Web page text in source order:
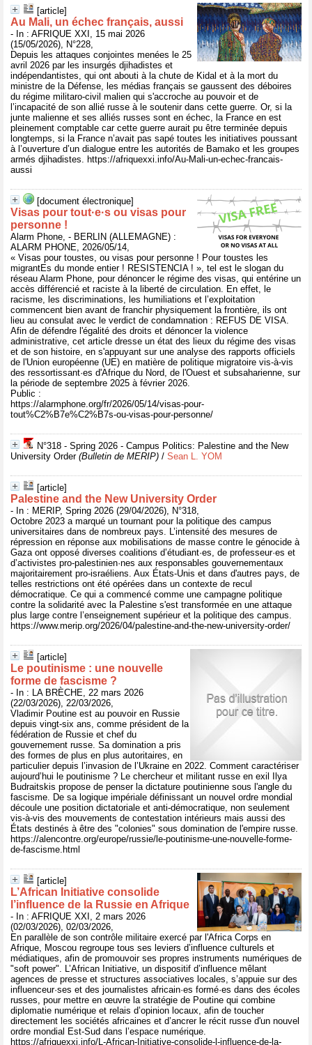
[article]
Au Mali, un échec français, aussi
- In : AFRIQUE XXI, 15 mai 2026
(15/05/2026), N°228,
Depuis les attaques conjointes menées le 25
avril 2026 par les insurgés djihadistes et
indépendantistes, qui ont abouti à la chute de Kidal et à la mort du
ministre de la Défense, les médias français se gaussent des déboires
du régime militaro-civil malien qui s'accroche au pouvoir et de
l’incapacité de son allié russe à le soutenir dans cette guerre. Or, si la
junte malienne et ses alliés russes sont en échec, la France en est
pleinement comptable car cette guerre aurait pu être terminée depuis
longtemps, si la France n’avait pas sapé toutes les initiatives poussant
à l’ouverture d’un dialogue entre les autorités de Bamako et les groupes
armés djihadistes. https://afriquexxi.info/Au-Mali-un-echec-francais-
aussi
[document électronique]
Visas pour tout·e·s ou visas pour
personne !
Alarm Phone, - BERLIN (ALLEMAGNE) :
ALARM PHONE, 2026/05/14,
« Visas pour toustes, ou visas pour personne ! Pour toustes les
migrantEs du monde entier ! RESISTENCIA ! », tel est le slogan du
réseau Alarm Phone, pour dénoncer le régime des visas, qui entérine un
accès différencié et raciste à la liberté de circulation. En effet, le
racisme, les discriminations, les humiliations et l’exploitation
commencent bien avant de franchir physiquement la frontière, ils ont
lieu au consulat avec le verdict de condamnation : REFUS DE VISA.
Afin de défendre l'égalité des droits et dénoncer la violence
administrative, cet article dresse un état des lieux du régime des visas
et de son histoire, en s'appuyant sur une analyse des rapports officiels
de l'Union européenne (UE) en matière de politique migratoire vis-à-vis
des ressortissant·es d'Afrique du Nord, de l'Ouest et subsaharienne, sur
la période de septembre 2025 à février 2026.
Public :
https://alarmphone.org/fr/2026/05/14/visas-pour-
tout%C2%B7e%C2%B7s-ou-visas-pour-personne/
N°318 - Spring 2026 - Campus Politics: Palestine and the New
University Order(Bulletin de MERIP) / Sean L. YOM
[article]
Palestine and the New University Order
- In : MERIP, Spring 2026 (29/04/2026), N°318,
Octobre 2023 a marqué un tournant pour la politique des campus
universitaires dans de nombreux pays. L’intensité des mesures de
répression en réponse aux mobilisations de masse contre le génocide à
Gaza ont opposé diverses coalitions d’étudiant·es, de professeur·es et
d’activistes pro-palestinien·nes aux responsables gouvernementaux
majoritairement pro-israéliens. Aux États-Unis et dans d'autres pays, de
telles restrictions ont été opérées dans un contexte de recul
démocratique. Ce qui a commencé comme une campagne politique
contre la solidarité avec la Palestine s'est transformée en une attaque
plus large contre l’enseignement supérieur et la politique des campus.
https://www.merip.org/2026/04/palestine-and-the-new-university-order/
[article]
Le poutinisme : une nouvelle
forme de fascisme ?
- In : LA BRÈCHE, 22 mars 2026
(22/03/2026), 22/03/2026,
Vladimir Poutine est au pouvoir en Russie
depuis vingt-six ans, comme président de la
fédération de Russie et chef du
gouvernement russe. Sa domination a pris
des formes de plus en plus autoritaires, en
particulier depuis l’invasion de l’Ukraine en 2022. Comment caractériser
aujourd’hui le poutinisme ? Le chercheur et militant russe en exil Ilya
Budraitskis propose de penser la dictature poutinienne sous l'angle du
fascisme. De sa logique impériale définissant un nouvel ordre mondial
découle une position dictatoriale et anti-démocratique, non seulement
vis-à-vis des mouvements de contestation intérieurs mais aussi des
États destinés à être des "colonies" sous domination de l'empire russe.
https://alencontre.org/europe/russie/le-poutinisme-une-nouvelle-forme-
de-fascisme.html
[article]
L’African Initiative consolide
l’influence de la Russie en Afrique
- In : AFRIQUE XXI, 2 mars 2026
(02/03/2026), 02/03/2026,
En parallèle de son contrôle militaire exercé par l'Africa Corps en
Afrique, Moscou regroupe tous ses leviers d’influence culturels et
médiatiques, afin de promouvoir ses propres instruments numériques de
"soft power". L’African Initiative, un dispositif d’influence mêlant
agences de presse et structures associatives locales, s’appuie sur des
influenceur·ses et des journalistes africain·es formé·es dans des écoles
russes, pour mettre en œuvre la stratégie de Poutine qui combine
diplomatie numérique et relais d’opinion locaux, afin de toucher
directement les sociétés africaines et d’ancrer le récit russe d'un nouvel
ordre mondial Est-Sud dans l’espace numérique.
https://afriquexxi.info/L-African-Initiative-consolide-l-influence-de-la-